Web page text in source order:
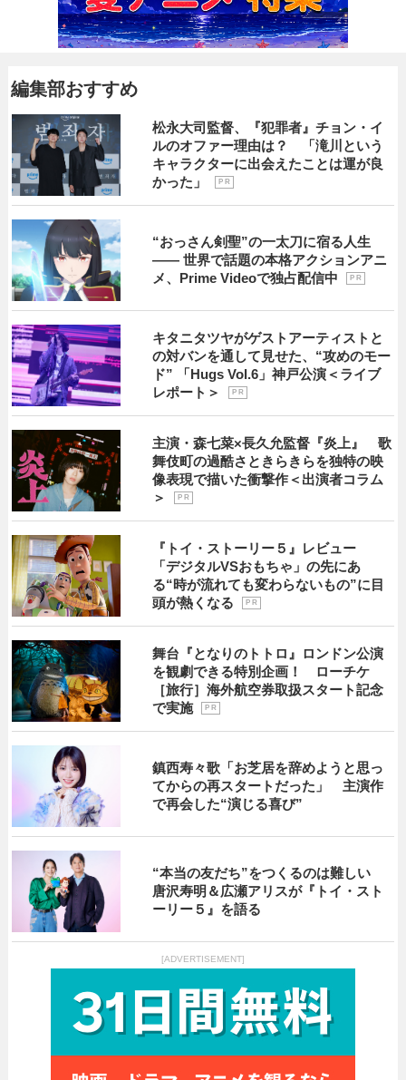
編集部おすすめ
松永大司監督、『犯罪者』チョン・イ
ルのオファー理由は？ 「滝川という
キャラクターに出会えたことは運が良
かった」
P R
“おっさん剣聖”の一太刀に宿る人生
―― 世界で話題の本格アクションアニ
メ、Prime Videoで独占配信中
P R
キタニタツヤがゲストアーティストと
の対バンを通して見せた、“攻めのモー
ド” 「Hugs Vol.6」神戸公演＜ライブ
レポート＞
P R
主演・森七菜×長久允監督『炎上』 歌
舞伎町の過酷さときらきらを独特の映
像表現で描いた衝撃作＜出演者コラム
＞
P R
『トイ・ストーリー５』レビュー
「デジタルVSおもちゃ」の先にあ
る“時が流れても変わらないもの”に目
頭が熱くなる
P R
舞台『となりのトトロ』ロンドン公演
を観劇できる特別企画！ ローチケ
［旅行］海外航空券取扱スタート記念
で実施
P R
鎮西寿々歌「お芝居を辞めようと思っ
てからの再スタートだった」 主演作
で再会した“演じる喜び”
“本当の友だち”をつくるのは難しい
唐沢寿明＆広瀬アリスが『トイ・スト
ーリー５』を語る
[ADVERTISEMENT]